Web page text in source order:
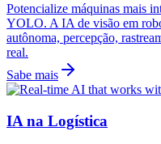
Potencialize máquinas mais
YOLO. A IA de visão em
autônoma, percepção,
real.
Sabe mais
IA na Logística